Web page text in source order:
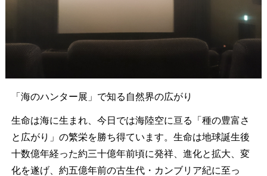
「海のハンター展」で知る自然界の広がり
生命は海に生まれ、今日では海陸空に亘る「種の豊富さ
と広がり」の繁栄を勝ち得ています。生命は地球誕生後
十数億年経った約三十億年前頃に発祥、進化と拡大、変
化を遂げ、約五億年前の古生代・カンブリア紀に至っ